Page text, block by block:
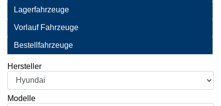
Lagerfahrzeuge
Vorlauf Fahrzeuge
Bestellfahrzeuge
Hersteller
Modelle